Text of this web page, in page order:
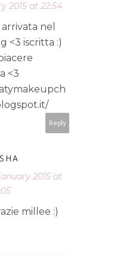
2015 at 22:54
nel
<3 iscritta :)
<3
Reply
2015 at
millee :)